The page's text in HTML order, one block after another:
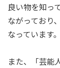
良い物を知っ
ながっており
なっています。
また、「芸能